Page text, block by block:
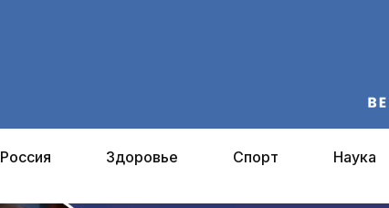
Россия Здоровье Спорт Наука